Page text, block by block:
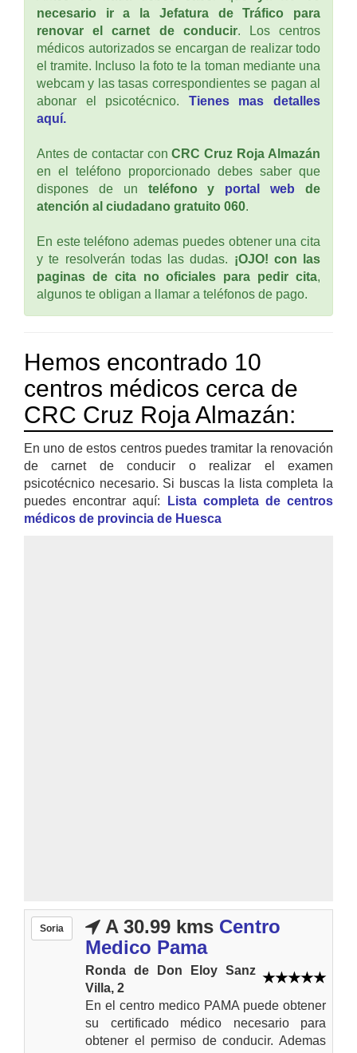
necesario ir a la Jefatura de Tráfico para
renovar el carnet de conducir. Los centros
médicos autorizados se encargan de realizar todo
el tramite. Incluso la foto te la toman mediante una
webcam y las tasas correspondientes se pagan al
abonar el psicotécnico. Tienes mas detalles
aquí.
Antes de contactar conCRC Cruz Roja Almazán
en el teléfono proporcionado debes saber que
dispones de un teléfono y portal web de
atención al ciudadano gratuito 060.
En este teléfono ademas puedes obtener una cita
y te resolverán todas las dudas. ¡OJO! con las
paginas de cita no oficiales para pedir cita,
algunos te obligan a llamar a teléfonos de pago.
Hemos encontrado 10
centros médicos cerca de
CRC Cruz Roja Almazán:
En uno de estos centros puedes tramitar la renovación
de carnet de conducir o realizar el examen
psicotécnico necesario. Si buscas la lista completa la
puedes encontrar aquí:
Lista completa de centros
médicos de provincia de Huesca
Soria A 30.99 kms Centro
Medico Pama
Ronda de Don Eloy Sanz
Villa, 2
En el centro medico PAMA puede obtener
su certificado médico necesario para
obtener el permiso de conducir. Ademas